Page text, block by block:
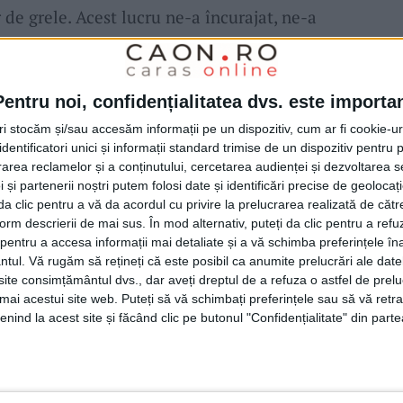
noi, confidențialitatea dvs. este
stocăm și/sau accesăm informații pe un dispozitiv, cum ar fi cookie-
unici și informații standard trimise de un dispozitiv pentru
reclamelor și a conținutului, cercetarea audienței și dezvoltarea
și partenerii noștri putem folosi date și identificări precise de
clic pentru a vă da acordul cu privire la prelucrarea realizată de
descrierii de mai sus. În mod alternativ, puteți da clic pentru a
a accesa informații mai detaliate și a vă schimba preferințele
Vă rugăm să rețineți că este posibil ca anumite prelucrări ale
consimțământul dvs., dar aveți dreptul de a refuza o astfel de
acestui site web. Puteți să vă schimbați preferințele sau să vă
la acest site și făcând clic pe butonul "Confidențialitate" din
grele. Acest lucru ne-a încurajat, ne-a
și al treilea gol. Felicit pe această
adevărate caractere. Noi am făcut
etape, doar că strategia a fost puțin
pare chiar rău că nu am folosit strategia
două etape. Poate și jocul cuCSM
să joc foarte avansat, dar deocamdată
la următorul joc cum ne vom prezenta,
să câștigăm. Vrem să urcăm în
antrenorul Lucian Dobre.
Vasilescu, Vichente, Lucica, Danci,